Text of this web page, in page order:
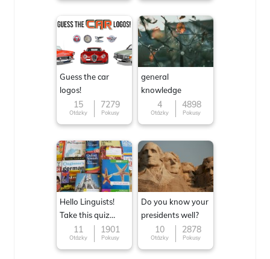
Guess the car
logos!
15
Otázky
7279
Pokusy
general
knowledge
4
Otázky
4898
Pokusy
Hello Linguists!
Take this quiz
now!11
Otázky
1901
Pokusy
Do you know your
presidents well?
10
Otázky
2878
Pokusy